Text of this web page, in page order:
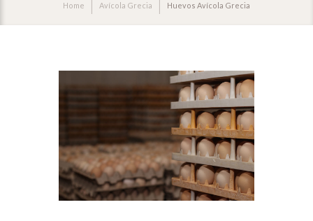
Home Avícola Grecia Huevos Avícola Grecia